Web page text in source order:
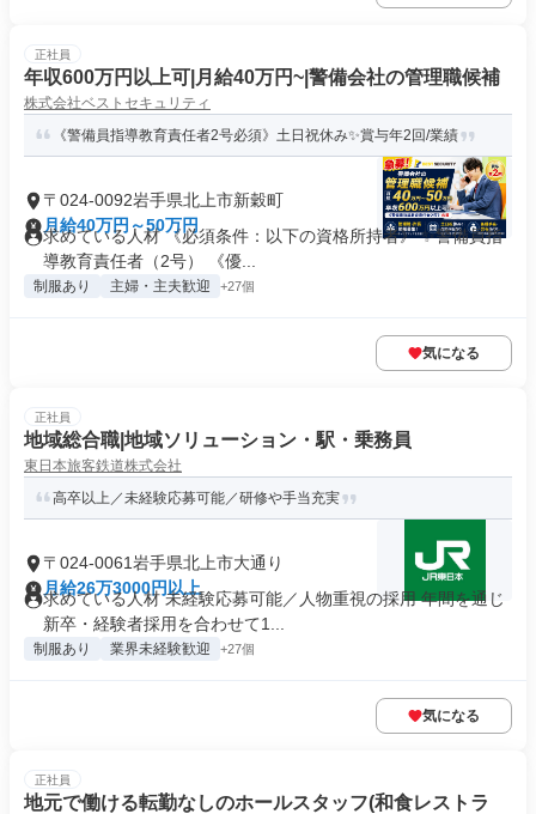
正社員
年収600万円以上可|月給40万円~|警備会社の管理職候補
株式会社ベストセキュリティ
《警備員指導教育責任者2号必須》土日祝休み✨賞与年2回/業績
〒024-0092岩手県北上市新穀町
月給40万円～50万円
求めている人材 《必須条件：以下の資格所持者》 ✨警備員指
導教育責任者（2号） 《優...
制服あり 主婦・主夫歓迎 +27個
気になる
正社員
地域総合職|地域ソリューション・駅・乗務員
東日本旅客鉄道株式会社
高卒以上／未経験応募可能／研修や手当充実
〒024-0061岩手県北上市大通り
月給26万3000円以上
求めている人材 未経験応募可能／人物重視の採用 年間を通じ
新卒・経験者採用を合わせて1...
制服あり 業界未経験歓迎 +27個
気になる
正社員
地元で働ける転勤なしのホールスタッフ(和食レストラ